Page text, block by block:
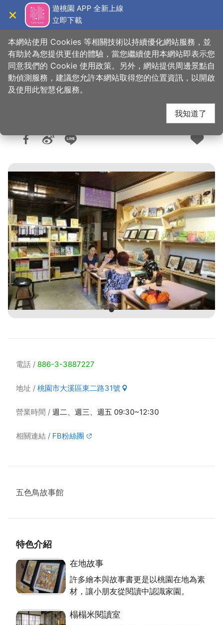
主
遊桃園 APP 全新上線
立即下載
首頁 > 購好物 > 購物快搜
五色鳥故事館
人氣：6395
電話 886-3-3887227
地址 桃園市大溪區東二路31號
營業時間 週二、週三、週五 09:30~12:30
相關連結 FB粉絲團
五色鳥故事館
特色介紹
在地故事
許多繪本與故事書更是以桃園在地為素
材，讓小朋友從閱讀中認識家園。
榻榻米閱讀室
本網站使用 Cookies 等相關技術以持續優化網站服務，並
有助於為您提供更佳的體驗，當您繼續使用本網站即表示您
同意我們的 Cookie 使用政策。另外，網站提供周邊景點自
動偵測服務，建議您允許本網站取得您的位置資訊，以開啟
及使用此智慧化服務。
我知道了